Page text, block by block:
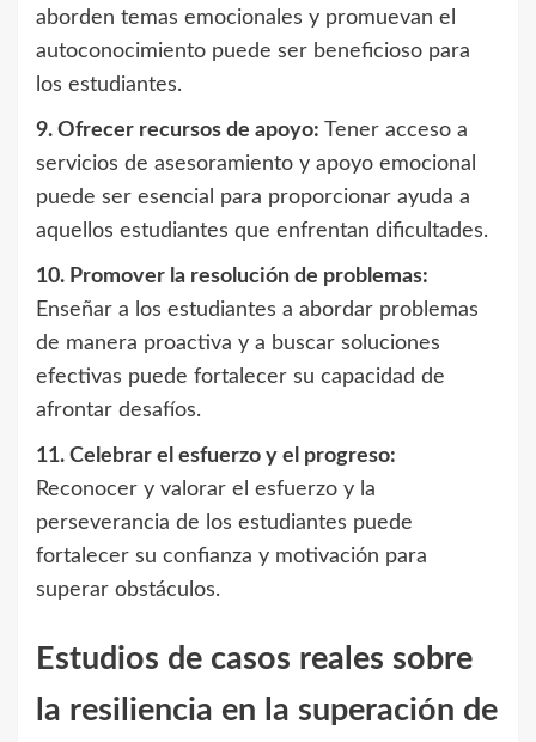
aborden temas emocionales y promuevan el
autoconocimiento puede ser beneficioso para
los estudiantes.
9. Ofrecer recursos de apoyo: Tener acceso a
servicios de asesoramiento y apoyo emocional
puede ser esencial para proporcionar ayuda a
aquellos estudiantes que enfrentan dificultades.
10. Promover la resolución de problemas:
Enseñar a los estudiantes a abordar problemas
de manera proactiva y a buscar soluciones
efectivas puede fortalecer su capacidad de
afrontar desafíos.
11. Celebrar el esfuerzo y el progreso:
Reconocer y valorar el esfuerzo y la
perseverancia de los estudiantes puede
fortalecer su confianza y motivación para
superar obstáculos.
Estudios de casos reales sobre
la resiliencia en la superación de